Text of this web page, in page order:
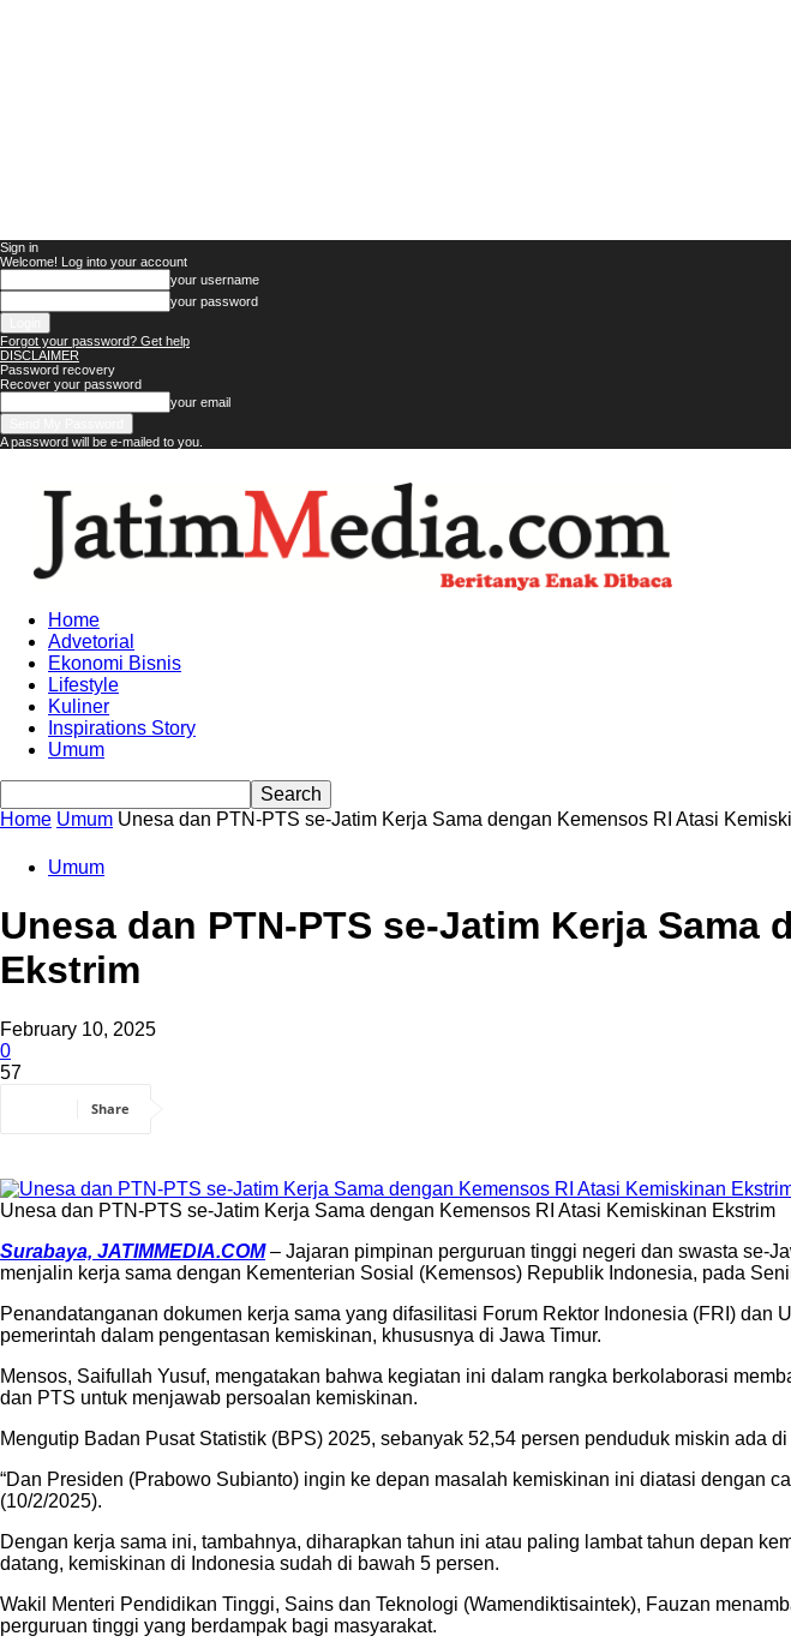
Sign in
Welcome! Log into your account
your username
your password
Forgot your password? Get help
DISCLAIMER
Password recovery
Recover your password
your email
A password will be e-mailed to you.
Jatim
Media
Home
Advetorial
Ekonomi Bisnis
Lifestyle
Kuliner
Inspirations Story
Umum
Home Umum Unesa dan PTN-PTS se-Jatim Kerja Sama dengan Kemensos RI Atasi
Umum
Unesa dan PTN-PTS se-Jatim Kerja
Ekstrim
February 10, 2025
0
57
Share
Unesa dan PTN-PTS se-Jatim Kerja Sama dengan Kemensos RI Atasi Kemiskinan Ekstrim
Surabaya, JATIMMEDIA.COM– Jajaran pimpinan perguruan tinggi negeri dan swasta se-
menjalin kerja sama dengan Kementerian Sosial (Kemensos) Republik Indonesia, pada
Penandatanganan dokumen kerja sama yang difasilitasi Forum Rektor Indonesia (FRI)
pemerintah dalam pengentasan kemiskinan, khususnya di Jawa Timur.
Mensos, Saifullah Yusuf, mengatakan bahwa kegiatan ini dalam rangka berkolaborasi
dan PTS untuk menjawab persoalan kemiskinan.
Mengutip Badan Pusat Statistik (BPS) 2025, sebanyak 52,54 persen penduduk miskin ada
“Dan Presiden (Prabowo Subianto) ingin ke depan masalah kemiskinan ini diatasi dengan
(10/2/2025).
Dengan kerja sama ini, tambahnya, diharapkan tahun ini atau paling lambat tahun depan
datang, kemiskinan di Indonesia sudah di bawah 5 persen.
Wakil Menteri Pendidikan Tinggi, Sains dan Teknologi (Wamendiktisaintek), Fauzan
perguruan tinggi yang berdampak bagi masyarakat.